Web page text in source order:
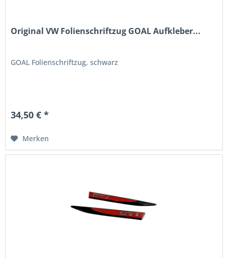
Original VW Folienschriftzug GOAL Aufkleber...
GOAL Folienschriftzug, schwarz
34,50 € *
Merken